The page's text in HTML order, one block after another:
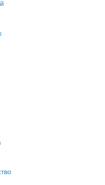
проектирования